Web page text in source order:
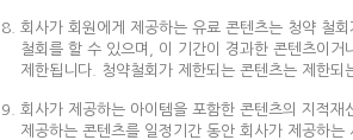
회사가 회원에게 제공하는 유료 콘텐츠는 청약 철
철회를 할 수 있으며, 이 기간이 경과한 콘텐츠이거
제한됩니다. 청약철회가 제한되는 콘텐츠는 제한
회사가 제공하는 아이템을 포함한 콘텐츠의 지적
제공하는 콘텐츠를 일정기간 동안 회사가 제공하